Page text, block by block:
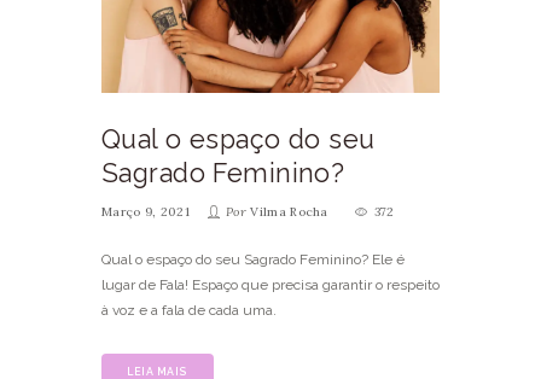
Qual o espaço do seu
Sagrado Feminino?
Março 9, 2021 PorVilma Rocha 372
Qual o espaço do seu Sagrado Feminino? Ele é
lugar de Fala! Espaço que precisa garantir o respeito
à voz e a fala de cada uma.
LEIA MAIS